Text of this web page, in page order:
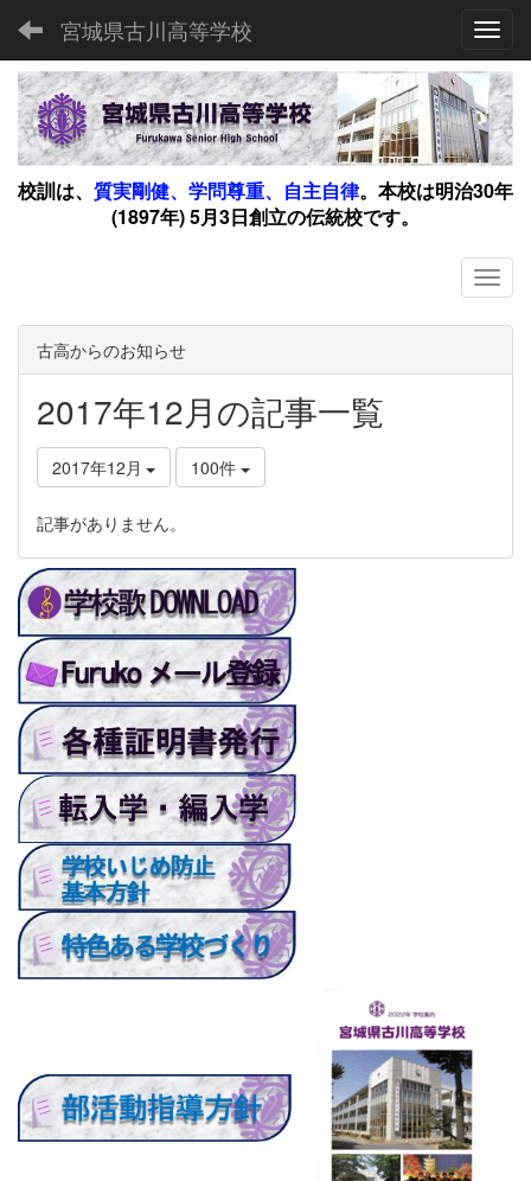
宮城県古川高等学校
校訓は、 質実剛健、学問尊重、自主自律。 本校は明治30年
(1897年) 5月3日創立の伝統校です。
古高からのお知らせ
2017年12月の記事一覧
2017年12月 100件
記事がありません。